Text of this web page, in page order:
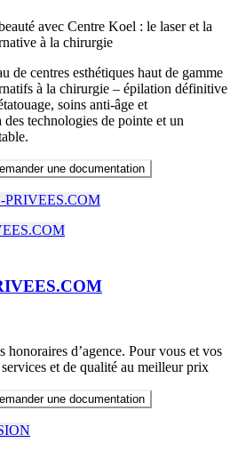
avec Centre Koel : le laser et la
à la chirurgie
de centres esthétiques haut de gamme
à la chirurgie – épilation définitive
soins anti‑âge et
des technologies de pointe et un
une documentation
honoraires d’agence. Pour vous et vos
et de qualité au meilleur prix
une documentation